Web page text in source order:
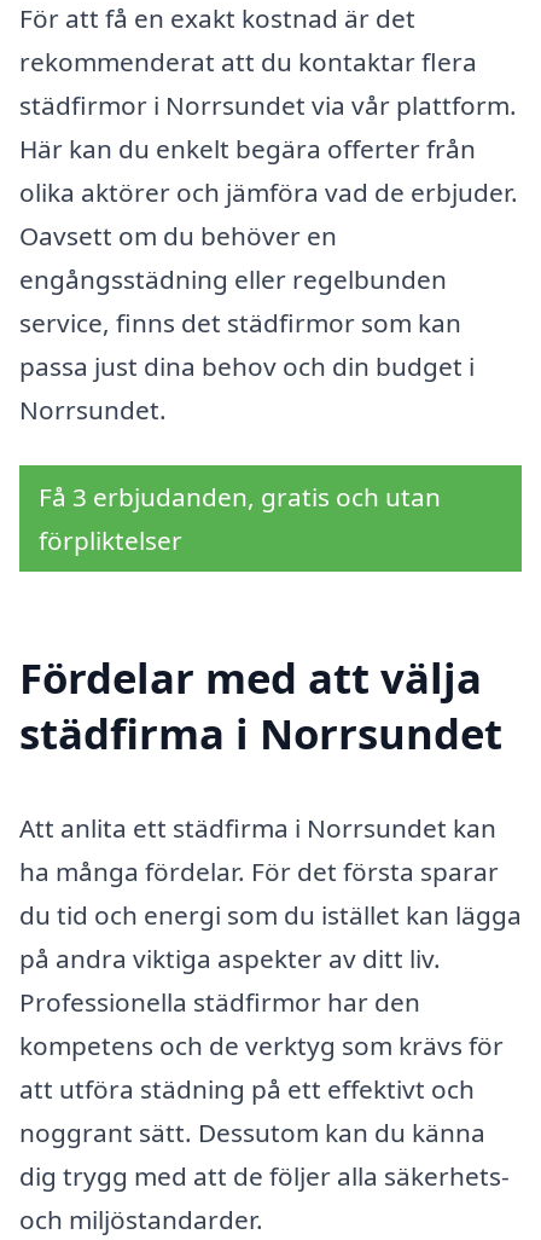
För att få en exakt kostnad är det
rekommenderat att du kontaktar flera
städfirmor i Norrsundet via vår plattform.
Här kan du enkelt begära offerter från
olika aktörer och jämföra vad de erbjuder.
Oavsett om du behöver en
engångsstädning eller regelbunden
service, finns det städfirmor som kan
passa just dina behov och din budget i
Norrsundet.
Få 3 erbjudanden, gratis och utan
förpliktelser
Fördelar med att välja
städfirma i Norrsundet
Att anlita ett städfirma i Norrsundet kan
ha många fördelar. För det första sparar
du tid och energi som du istället kan lägga
på andra viktiga aspekter av ditt liv.
Professionella städfirmor har den
kompetens och de verktyg som krävs för
att utföra städning på ett effektivt och
noggrant sätt. Dessutom kan du känna
dig trygg med att de följer alla säkerhets-
och miljöstandarder.